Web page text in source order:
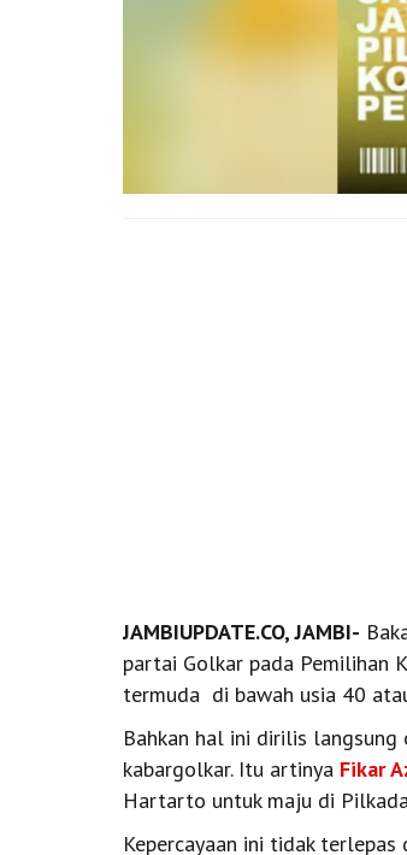
JAMBIUPDATE.CO, JAMBI-
partai Golkar pada Pemilihan
termuda di bawah usia 40
Bahkan hal ini dirilis
kabargolkar. Itu artinya Fikar
Hartarto untuk maju di
Kepercayaan ini tidak terlepas